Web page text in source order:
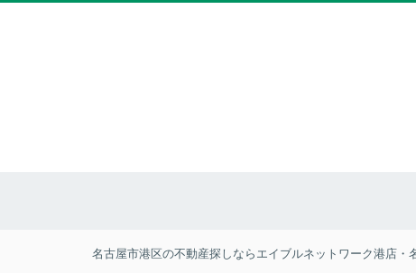
名古屋市港区の不動産探しならエイブルネットワーク港店・